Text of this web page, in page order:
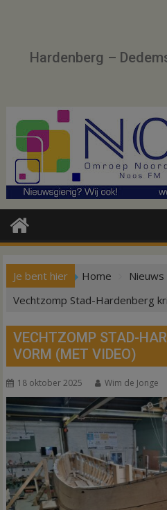
Hardenberg –
Je bent hier Home
Nieuws
Vechtzomp Stad-Hardenberg
VECHTZOMP STAD-
VORM (MET VIDEO)
18 oktober 2025 Wim de Jonge